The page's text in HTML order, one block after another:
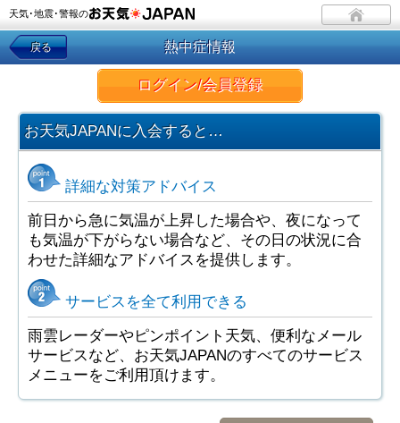
天気･地震･警報の
戻る 熱中症情報
ログイン/会員登録
お天気JAPANに入会すると…
詳細な対策アドバイス
前日から急に気温が上昇した場合や、夜になって
も気温が下がらない場合など、その日の状況に合
わせた詳細なアドバイスを提供します。
サービスを全て利用できる
雨雲レーダーやピンポイント天気、便利なメール
サービスなど、お天気JAPANのすべてのサービス
メニューをご利用頂けます。